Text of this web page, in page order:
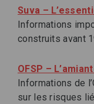
Suva –
Informations
construits avant
OFSP –
Informations de
sur les risques